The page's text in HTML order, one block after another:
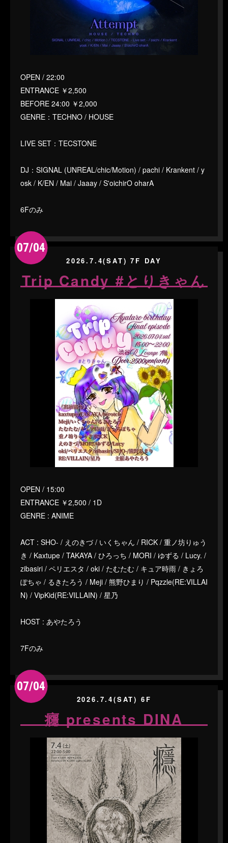
OPEN / 22:00
ENTRANCE ￥2,500
BEFORE 24:00 ￥2,000
GENRE：TECHNO / HOUSE
LIVE SET：TECSTONE
DJ：SIGNAL (UNREAL/chic/Motion) / pachi / Krankent / y
osk / K/EN / Mai / Jaaay / S'oichirO oharA
6Fのみ
07/04
2026.7.4(SAT) 7F DAY
Trip Candy #とりきゃん
OPEN / 15:00
ENTRANCE ￥2,500 / 1D
GENRE : ANIME
ACT : SHO- / えのきづ / いくちゃん / RICK / 重ノ坊りゅう
き / Kaxtupe / TAKAYA / ひろっち / MORI / ゆずる / Lucy. /
zibasiri / ペリエスタ / oki / たむたむ / キュア時雨 / きょろ
ぽちゃ / るきたろう / Meji / 熊野ひまり / Pqzzle(RE:VILLAI
N) / VipKid(RE:VILLAIN) / 星乃
HOST : あやたろう
7Fのみ
07/04
2026.7.4(SAT) 6F
癮 presents DINA